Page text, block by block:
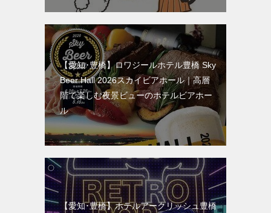
【愛知･豊橋】ロワジールホテル豊橋 Sky
Beer Hall 2026スカイビアホール｜高層
階で楽しむ夜景ビューのホテルビアホー
ル
【愛知･豊橋】ホテルアークリッシュ豊橋